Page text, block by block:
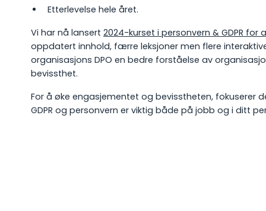
Etterlevelse hele året.
Vi har nå lansert 2024-kurset i personvern & GDPR for
oppdatert innhold, færre leksjoner men flere
organisasjons DPO en bedre forståelse av
bevissthet.
For å øke engasjementet og bevisstheten, fokuserer
GDPR og personvern er viktig både på jobb og i ditt